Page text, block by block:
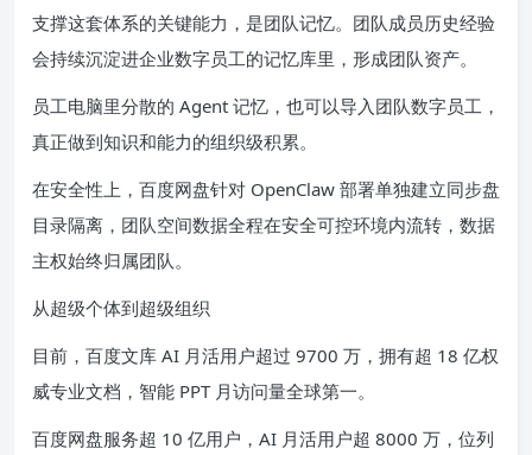
支撑这套体系的关键能力，是团队记忆。团队成员历史经验
会持续沉淀进企业数字员工的记忆库里，形成团队资产。
员工电脑里分散的 Agent 记忆，也可以导入团队数字员工，
真正做到知识和能力的组织级积累。
在安全性上，百度网盘针对 OpenClaw 部署单独建立同步盘
目录隔离，团队空间数据全程在安全可控环境内流转，数据
主权始终归属团队。
从超级个体到超级组织
目前，百度文库 AI 月活用户超过 9700 万，拥有超 18 亿权
威专业文档，智能 PPT 月访问量全球第一。
百度网盘服务超 10 亿用户，AI 月活用户超 8000 万，位列